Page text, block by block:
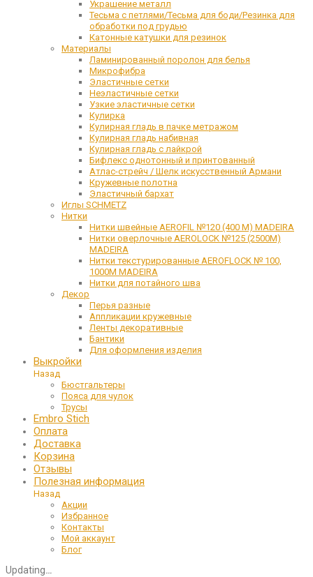
Украшение металл
Тесьма с петлями/Тесьма для боди/Резинка для
обработки под грудью
Катонные катушки для резинок
Материалы
Ламинированный поролон для белья
Микрофибра
Эластичные сетки
Неэластичные сетки
Узкие эластичные сетки
Кулирка
Кулирная гладь в пачке метражом
Кулирная гладь набивная
Кулирная гладь с лайкрой
Бифлекс однотонный и принтованный
Атлас-стрейч / Шелк искусственный Армани
Кружевные полотна
Эластичный бархат
Иглы SCHMETZ
Нитки
Нитки швейные AEROFIL №120 (400 М) MADEIRA
Нитки оверлочные AEROLOCK №125 (2500М)
MADEIRA
Нитки текстурированные AEROFLOCK № 100,
1000М MADEIRA
Нитки для потайного шва
Декор
Перья разные
Аппликации кружевные
Ленты декоративные
Бантики
Для оформления изделия
Выкройки
Назад
Бюстгальтеры
Пояса для чулок
Трусы
Embro Stich
Оплата
Доставка
Корзина
Отзывы
Полезная информация
Назад
Акции
Избранное
Контакты
Мой аккаунт
Блог
Updating…